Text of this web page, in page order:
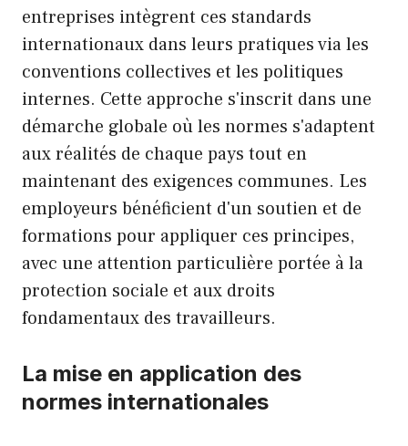
entreprises intègrent ces standards
internationaux dans leurs pratiques via les
conventions collectives et les politiques
internes. Cette approche s'inscrit dans une
démarche globale où les normes s'adaptent
aux réalités de chaque pays tout en
maintenant des exigences communes. Les
employeurs bénéficient d'un soutien et de
formations pour appliquer ces principes,
avec une attention particulière portée à la
protection sociale et aux droits
fondamentaux des travailleurs.
La mise en application des
normes internationales